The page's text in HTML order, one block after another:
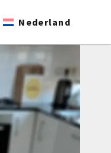
Nederland